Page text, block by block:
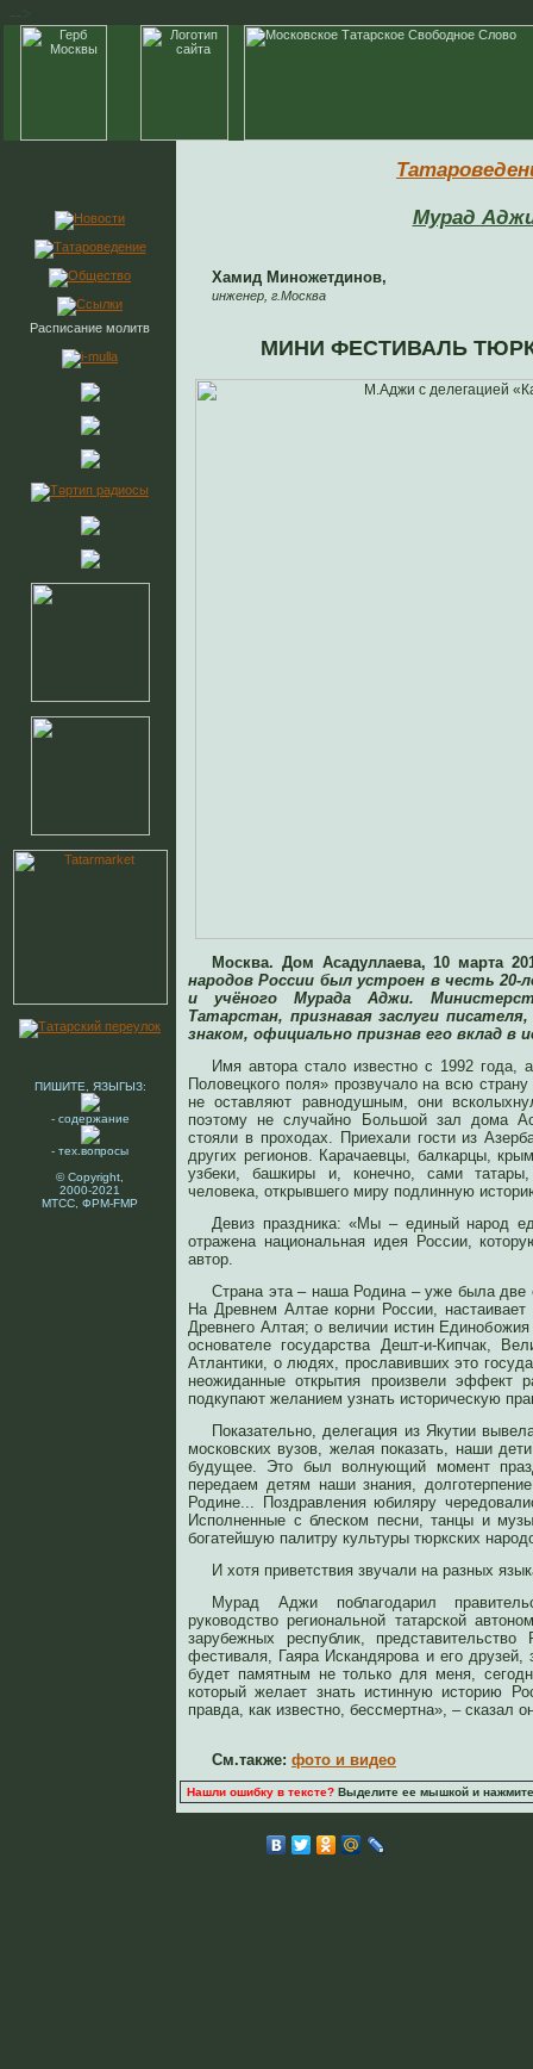
Расписание молитв
ПИШИТЕ, ЯЗЫГЫЗ:
- содержание
- тех.вопросы
© Copyright,
2000-2021
МТСС, ФРМ-FMP
Мурад
Хамид Миножетдинов,
инженер, г.Москва
МИНИ ФЕСТИВАЛЬ
Москва. Дом Асадуллаева, 10 марта
народов России был устроен в честь
и учёного Мурада Аджи.
Татарстан, признавая заслуги
знаком, официально признав его вклад
Имя автора стало известно с 1992 года,
Половецкого поля» прозвучало на всю
не оставляют равнодушным, они
поэтому не случайно Большой зал дома
стояли в проходах. Приехали гости из
других регионов. Карачаевцы, балкарцы,
узбеки, башкиры и, конечно, сами татары,
человека, открывшего миру подлинную
Девиз праздника: «Мы – единый народ
отражена национальная идея России,
автор.
Страна эта – наша Родина – уже была две
На Древнем Алтае корни России,
Древнего Алтая; о величии истин
основателе государства Дешт-и-Кипчак,
Атлантики, о людях, прославивших это
неожиданные открытия произвели эффект
подкупают желанием узнать историческую
Показательно, делегация из Якутии
московских вузов, желая показать, наши
будущее. Это был волнующий момент
передаем детям наши знания,
Родине... Поздравления юбиляру
Исполненные с блеском песни, танцы и
богатейшую палитру культуры тюркских
И хотя приветствия звучали на разных
Мурад Аджи поблагодарил
руководство региональной татарской
зарубежных республик,
фестиваля, Гаяра Искандярова и его друзей,
будет памятным не только для меня,
который желает знать истинную историю
правда, как известно, бессмертна», – сказал
См.также: фото и видео
Нашли ошибку в тексте?Выделите ее мышкой и нажмите